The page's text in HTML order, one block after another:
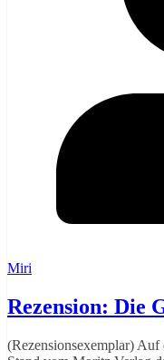
Miri
Rezension: Die
(Rezensionsexemplar)